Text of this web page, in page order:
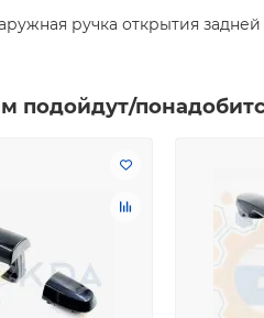
ручка открытия задней
подойдут/